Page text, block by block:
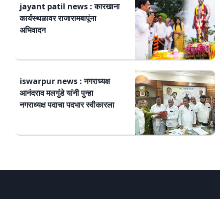
jayant patil news : कारखाना
कार्यस्थळावर राजारामबापूंना
अभिवादन
iswarpur news : नगराध्यक्ष
आनंदराव मलगुंडे यांनी पुन्हा
नगराध्यक्ष पदाचा पदभार स्वीकारला